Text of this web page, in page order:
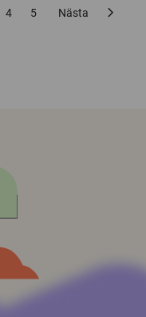
4 5 Nästa chevron_right